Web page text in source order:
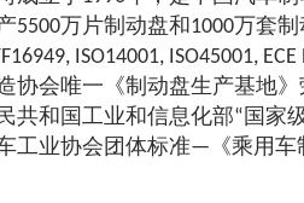
5500万片制动盘和1000万套制
ISO14001, ISO45001, ECE
协会唯一《制动盘生产基地》
共和国工业和信息化部“国家
工业协会团体标准—《乘用车